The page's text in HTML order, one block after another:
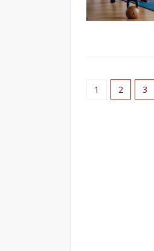
1 2 3